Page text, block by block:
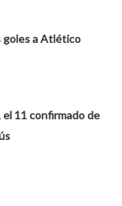
goles a Atlético
el 11 confirmado de